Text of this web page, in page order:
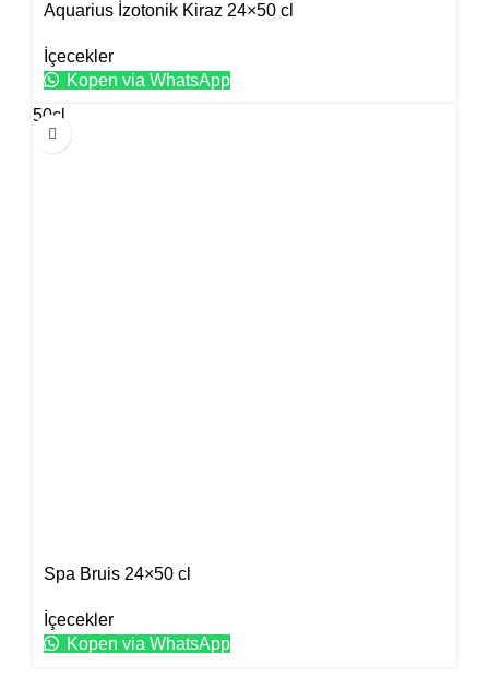
Aquarius İzotonik Kiraz 24×50 cl
İçecekler
Kopen via WhatsApp
50cl
Spa Bruis 24×50 cl
İçecekler
Kopen via WhatsApp